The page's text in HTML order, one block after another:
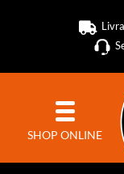
SHOP ONLINE